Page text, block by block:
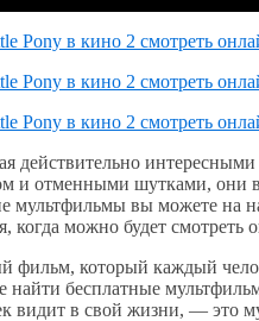
Pony в кино 2 смотреть
Pony в кино 2 смотреть
Pony в кино 2 смотреть
действительно
и отменными шутками, они
мультфильмы вы можете на
когда можно будет смотреть
фильм, который каждый
найти бесплатные
видит в свой жизни, — это